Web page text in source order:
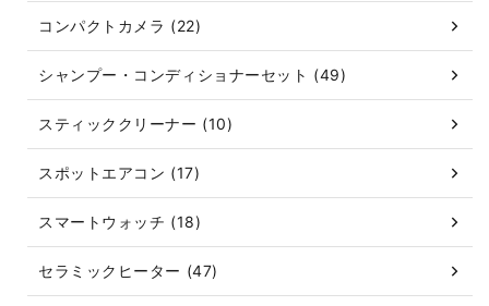
コンパクトカメラ (22)
シャンプー・コンディショナーセット (49)
スティッククリーナー (10)
スポットエアコン (17)
スマートウォッチ (18)
セラミックヒーター (47)